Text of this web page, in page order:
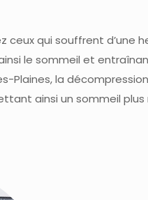
qui souffrent d’une
le sommeil et
Plaines, la décompression
ainsi un sommeil